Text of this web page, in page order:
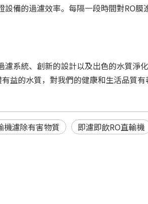
備的過濾效率。每隔一段時間對RO
系統、創新的設計以及出色的水質
益的水質，對我們的健康和生活品質
機濾除有害物質 即濾即飲RO直輸機